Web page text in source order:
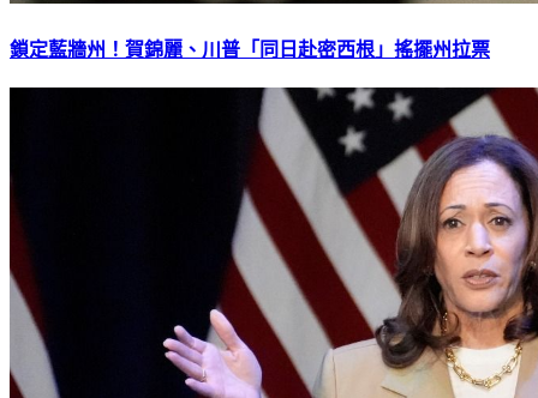
鎖定藍牆州！賀錦麗、川普「同日赴密西根」搖擺州拉票